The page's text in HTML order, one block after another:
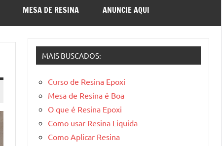
MESA DE RESINA ANUNCIE AQUI
MAIS BUSCADOS:
Curso de Resina Epoxi
Mesa de Resina é Boa
O que é Resina Epoxi
Como usar Resina Liquida
Como Aplicar Resina